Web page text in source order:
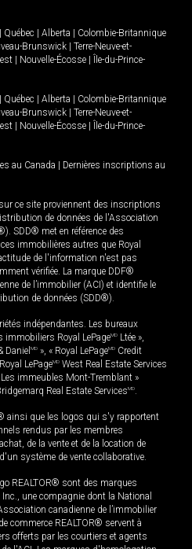
Québec Alberta
Colombie-Britannique
Brunswick
Terre-Neuve-et-
Nouvelle-Écosse
Île-du-Prince-
Québec Alberta
Colombie-Britannique
Brunswick
Terre-Neuve-et-
Nouvelle-Écosse
Île-du-Prince-
au Canada
Dernières inscriptions au
ce site proviennent des inscriptions
de données de l'Association
SDD® met en référence des
immobilières autres que Royal
de l'information n'est pas
vérifiée. La marque DDF®
de l’immobilier (ACI) et identifie le
de données (SDD®).
indépendantes. Les bureaux
immobiliers Royal LePageMD Ltée »,
Daniel MD », « Royal LePageMD Credit
LePageMD West Real Estate Services
Les immeubles Mont-Tremblant »
Real Estate ServicesMD.
ainsi que les logos qui s'y rapportent
rendus par les membres
de la vente et de la location de
système de vente collaborative.
REALTOR® sont des marques
une compagnie dont la National
canadienne de l’immobilier
commerce REALTOR® servent à
offerts par les courtiers et agents